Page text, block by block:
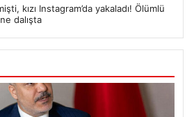
kızı Instagram’da yakaladı! Ölümlü
dalışta